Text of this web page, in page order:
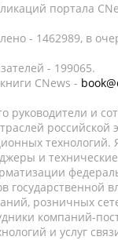
портала
- 1462989, в
- 199065.
CNews -
руководители и
российской
технологий.
и
государственной
розничных
компаний-
и услуг